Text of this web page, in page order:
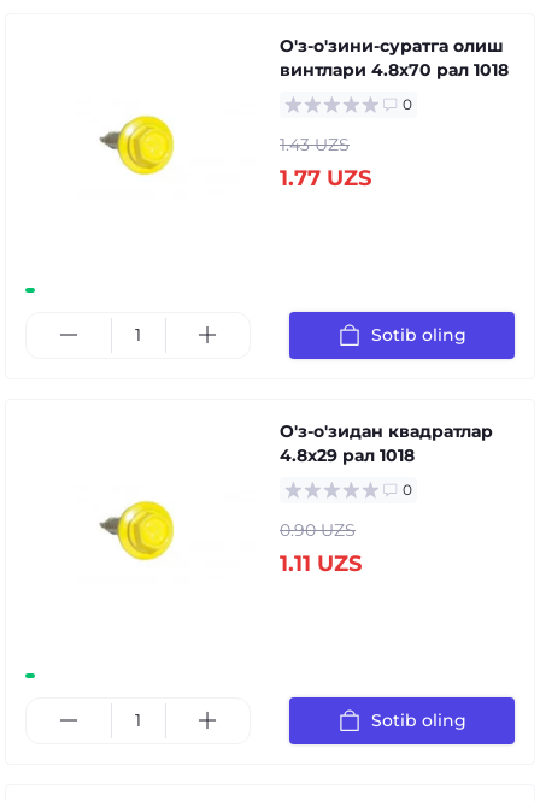
О'з-о'зини-суратга олиш
винтлари 4.8x70 рал 1018
0
1.43 UZS
1.77 UZS
Sotib oling
О'з-о'зидан квадратлар
4.8x29 рал 1018
0
0.90 UZS
1.11 UZS
Sotib oling